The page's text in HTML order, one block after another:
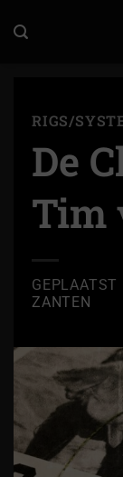
naar
RIGS/
De
Tim
GEPLAATST
ZANTEN